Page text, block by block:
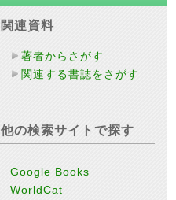
関連資料
著者からさがす
関連する書誌をさがす
他の検索サイトで探す
Google Books
WorldCat